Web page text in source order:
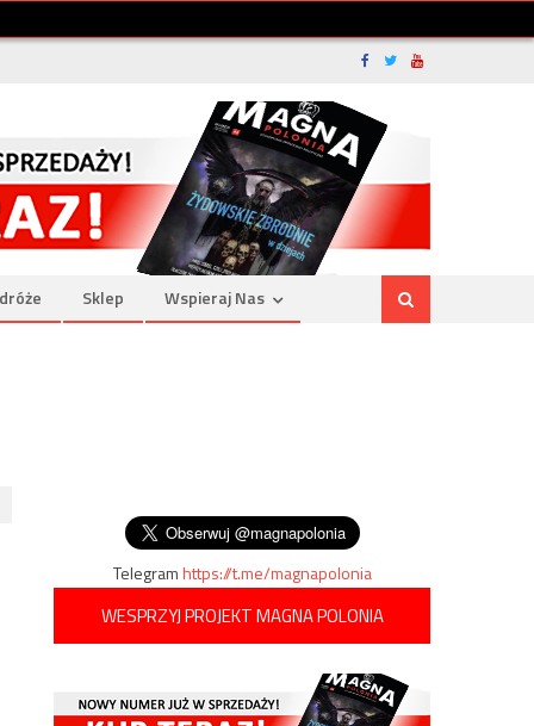
Sklep Wspieraj Nas
Telegramhttps://t.me/magnapolonia
WESPRZYJ PROJEKT MAGNA POLONIA